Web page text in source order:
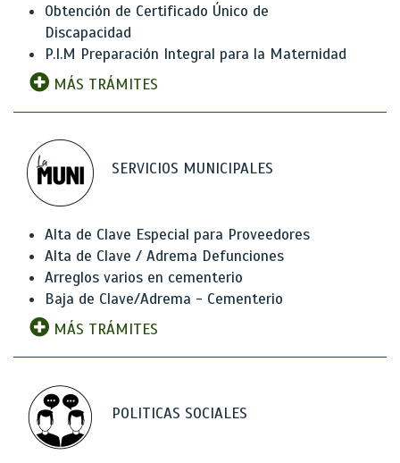
Obtención de Certificado Único de
Discapacidad
P.I.M Preparación Integral para la Maternidad
MÁS TRÁMITES
SERVICIOS MUNICIPALES
Alta de Clave Especial para Proveedores
Alta de Clave / Adrema Defunciones
Arreglos varios en cementerio
Baja de Clave/Adrema - Cementerio
MÁS TRÁMITES
POLITICAS SOCIALES